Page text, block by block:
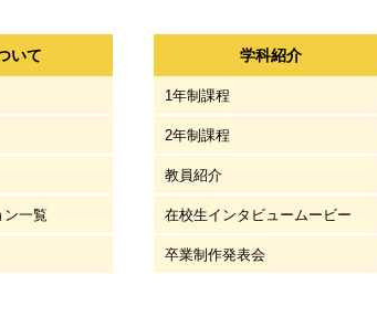
いて
ン一覧
学科紹介
1年制課程
2年制課程
教員紹介
在校生インタビュームービー
卒業制作発表会